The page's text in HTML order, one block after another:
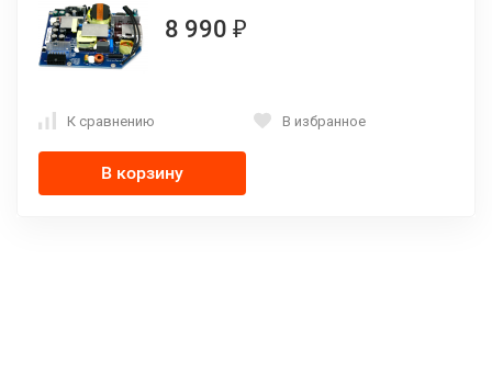
8 990 ₽
К сравнению В избранное
В корзину